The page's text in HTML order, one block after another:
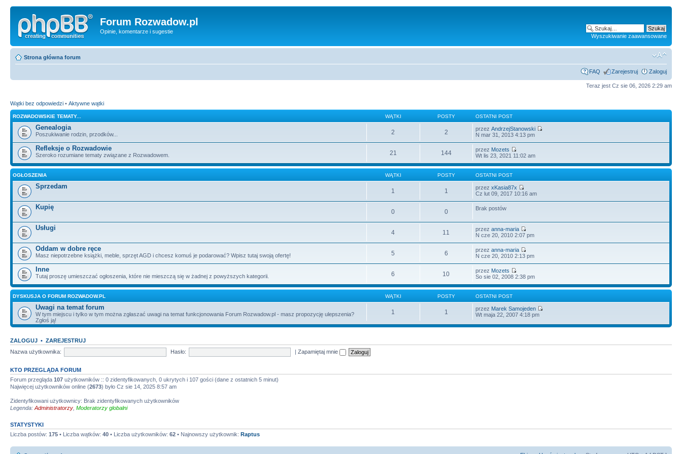
Forum Rozwadow.pl
Opinie, komentarze i sugestie
Wyszukiwanie zaawansowane
Strona główna forum
FAQ Zarejestruj Zaloguj
Teraz jest Cz sie 06, 2026 2:29 am
Wątki bez odpowiedzi • Aktywne wątki
ROZWADOWSKIE TEMATY... WĄTKI POSTY OSTATNI POST
Genealogia
Poszukiwanie rodzin, przodków... 2 2 przezAndrzejStanowski
N mar 31, 2013 4:13 pm
Refleksje o Rozwadowie
Szeroko rozumiane tematy związane z Rozwadowem. 21 144 przez Mozets
Wt lis 23, 2021 11:02 am
OGŁOSZENIA WĄTKI POSTY OSTATNI POST
Sprzedam
1 1 przezxKasia87x
Cz lut 09, 2017 10:16 am
Kupię
0 0 Brak postów
Usługi
4 11 przezanna-maria
N cze 20, 2010 2:07 pm
Oddam w dobre ręce
Masz niepotrzebne książki, meble, sprzęt AGD i chcesz komuś je podarować? Wpisz tutaj swoją ofertę! 5 6 przezanna-maria
N cze 20, 2010 2:13 pm
Inne
Tutaj proszę umieszczać ogłoszenia, które nie mieszczą się w żadnej z powyższych kategorii. 6 10 przez Mozets
So sie 02, 2008 2:38 pm
DYSKUSJA O FORUM ROZWADOW.PL WĄTKI POSTY OSTATNI POST
Uwagi na temat forum
W tym miejscu i tylko w tym można zgłaszać uwagi na temat funkcjonowania Forum Rozwadow.pl - masz propozycję ulepszenia?
Zgłoś ją!
1 1 przez Marek Samojeden
Wt maja 22, 2007 4:18 pm
ZALOGUJ • ZAREJESTRUJ
Nazwa użytkownika:
Hasło: |Zapamiętaj mnie
KTO PRZEGLĄDA FORUM
Forum przegląda 107 użytkowników :: 0 zidentyfikowanych, 0 ukrytych i 107 gości (dane z ostatnich 5 minut)
Najwięcej użytkowników online (2673) było Cz sie 14, 2025 8:57 am
Zidentyfikowani użytkownicy: Brak zidentyfikowanych użytkowników
Legenda: Administratorzy Moderatorzy globalni
STATYSTYKI
Liczba postów: 175 • Liczba wątków: 40 • Liczba użytkowników: 62 • Najnowszy użytkownik: Raptus